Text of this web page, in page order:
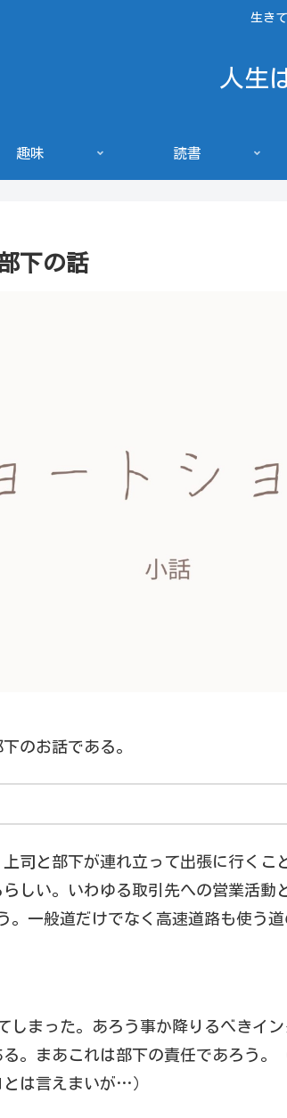
生き
人生
趣味 読書
下の話
のお話である。
司と部下が連れ立って出張に行くこ
しい。いわゆる取引先への営業活動
。一般道だけでなく高速道路も使う
しまった。あろう事か降りるべきイン
。まあこれは部下の責任であろう。
は言えまいが…）